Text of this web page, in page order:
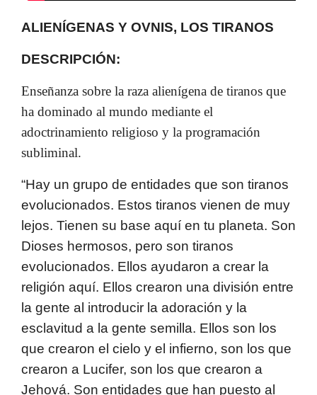
ALIENÍGENAS Y OVNIS, LOS TIRANOS
DESCRIPCIÓN:
Enseñanza sobre la raza alienígena de tiranos que
ha dominado al mundo mediante el
adoctrinamiento religioso y la programación
subliminal.
“Hay un grupo de entidades que son tiranos
evolucionados. Estos tiranos vienen de muy
lejos. Tienen su base aquí en tu planeta. Son
Dioses hermosos, pero son tiranos
evolucionados. Ellos ayudaron a crear la
religión aquí. Ellos crearon una división entre
la gente al introducir la adoración y la
esclavitud a la gente semilla. Ellos son los
que crearon el cielo y el infierno, son los que
crearon a Lucifer, son los que crearon a
Jehová. Son entidades que han puesto al